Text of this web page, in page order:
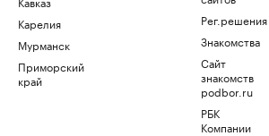
Карелия
Мурманск
Приморский
край
Рег.решения
Знакомства
Сайт
знакомств
podbor.ru
РБК
Компании